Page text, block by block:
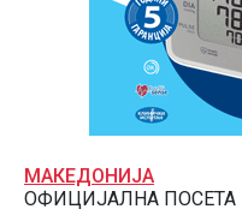
МАКЕДОНИЈА
ОФИЦИЈАЛНА ПОСЕТА